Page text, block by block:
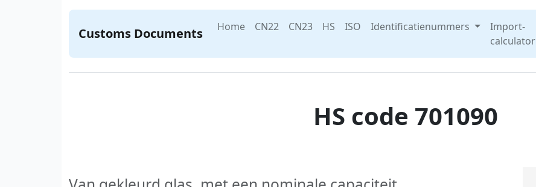
Customs Documents Home CN22 CN23 HS ISO Identificatienummers
Import-
calculator
HS code 701090